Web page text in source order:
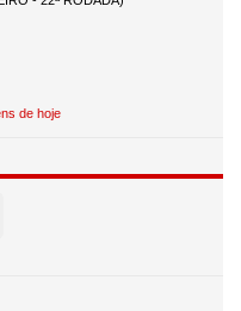
de hoje